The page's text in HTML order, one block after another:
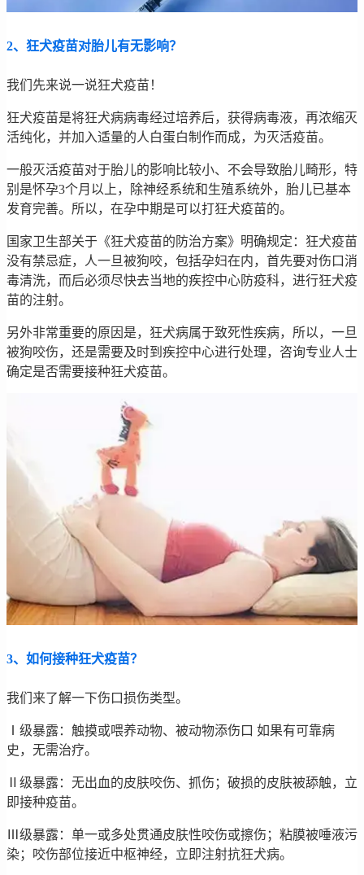
2、狂犬疫苗对胎儿有无影响？
我们先来说一说狂犬疫苗！
狂犬疫苗是将狂犬病病毒经过培养后，获得病毒液，再浓缩灭
活纯化，并加入适量的人白蛋白制作而成，为灭活疫苗。
一般灭活疫苗对于胎儿的影响比较小、不会导致胎儿畸形，特
别是怀孕3个月以上，除神经系统和生殖系统外，胎儿已基本
发育完善。所以，在孕中期是可以打狂犬疫苗的。
国家卫生部关于《狂犬疫苗的防治方案》明确规定：狂犬疫苗
没有禁忌症，人一旦被狗咬，包括孕妇在内，首先要对伤口消
毒清洗，而后必须尽快去当地的疾控中心防疫科，进行狂犬疫
苗的注射。
另外非常重要的原因是，狂犬病属于致死性疾病，所以，一旦
被狗咬伤，还是需要及时到疾控中心进行处理，咨询专业人士
确定是否需要接种狂犬疫苗。
3、如何接种狂犬疫苗？
我们来了解一下伤口损伤类型。
Ⅰ级暴露：触摸或喂养动物、被动物添伤口 如果有可靠病
史，无需治疗。
Ⅱ级暴露：无出血的皮肤咬伤、抓伤；破损的皮肤被舔触，立
即接种疫苗。
Ⅲ级暴露：单一或多处贯通皮肤性咬伤或擦伤；粘膜被唾液污
染；咬伤部位接近中枢神经，立即注射抗狂犬病。